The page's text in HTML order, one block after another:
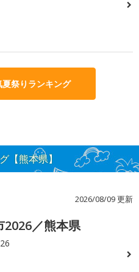
祭りランキング
【熊本県】
2026/08/09 更新
2026／熊本県